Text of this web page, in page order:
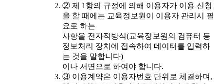
② 제 1항의 규정에 의해 이용자가 이용 신청
을 할 때에는 교육정보원이 이용자 관리시 필
요로 하는
사항을 전자적방식(교육정보원의 컴퓨터 등
정보처리 장치에 접속하여 데이터를 입력하
는 것을 말합니다)
이나 서면으로 하여야 합니다.
③ 이용계약은 이용자번호 단위로 체결하며,